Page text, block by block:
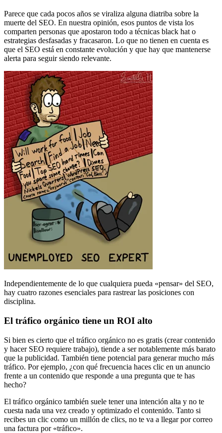
Parece que cada pocos años se viraliza alguna diatriba sobre la
muerte del SEO. En nuestra opinión, esos puntos de vista los
comparten personas que apostaron todo a técnicas black hat o
estrategias desfasadas y fracasaron. Lo que no tienen en cuenta es
que el SEO está en constante evolución y que hay que mantenerse
alerta para seguir siendo relevante.
Independientemente de lo que cualquiera pueda «pensar» del SEO,
hay cuatro razones esenciales para rastrear las posiciones con
disciplina.
El tráfico orgánico tiene un ROI alto
Si bien es cierto que el tráfico orgánico no es gratis (crear contenido
y hacer SEO requiere trabajo), tiende a ser notablemente más barato
que la publicidad. También tiene potencial para generar mucho más
tráfico. Por ejemplo, ¿con qué frecuencia haces clic en un anuncio
frente a un contenido que responde a una pregunta que te has
hecho?
El tráfico orgánico también suele tener una intención alta y no te
cuesta nada una vez creado y optimizado el contenido. Tanto si
recibes un clic como un millón de clics, no te va a llegar por correo
una factura por «tráfico».